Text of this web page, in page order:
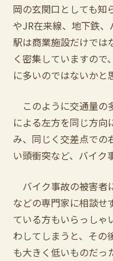
岡の玄関口としても知
やJR在来線、地下鉄
駅は商業施設だけでは
く密集していますの
に多いのではないかと
このように交通量の
による左方を同じ方向
み、同じく交差点での
い頭衝突など、バイク
バイク事故の被害者
などの専門家に相談せ
ている方もいらっしゃ
わしてしまうと、その
も大きく低いものだっ